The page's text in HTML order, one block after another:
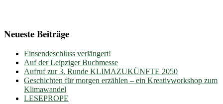
Neueste Beiträge
Einsendeschluss verlängert!
Auf der Leipziger Buchmesse
Aufruf zur 3. Runde KLIMAZUKÜNFTE 2050
Geschichten für morgen erzählen – ein Kreativworkshop zum
Klimawandel
LESEPROPE